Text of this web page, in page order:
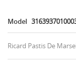
Model
Ricard Pastis De